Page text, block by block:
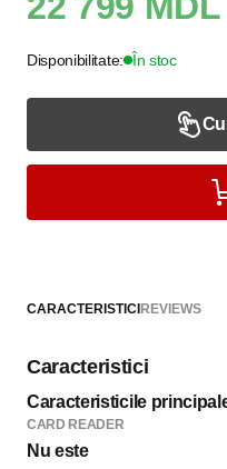
Disponibilitate: În stoc
CARACTERISTICIREVIEWS
Caracteristici
Caracteristicile
CARD READER
Nu este